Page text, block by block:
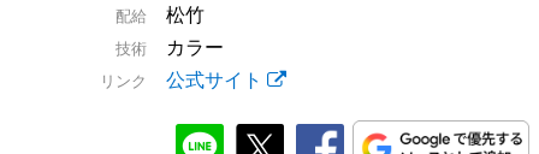
配給 松竹
技術 カラー
リンク 公式サイト